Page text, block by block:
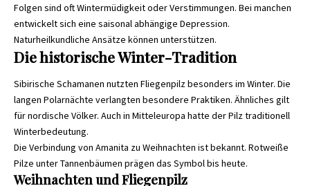
Folgen sind oft Wintermüdigkeit oder Verstimmungen. Bei manchen
entwickelt sich eine saisonal abhängige Depression.
Naturheilkundliche Ansätze können unterstützen.
Die historische Winter-Tradition
Sibirische Schamanen nutzten Fliegenpilz besonders im Winter. Die
langen Polarnächte verlangten besondere Praktiken. Ähnliches gilt
für nordische Völker. Auch in Mitteleuropa hatte der Pilz traditionell
Winterbedeutung.
Die Verbindung von Amanita zu Weihnachten ist bekannt. Rotweiße
Pilze unter Tannenbäumen prägen das Symbol bis heute.
Weihnachten und Fliegenpilz